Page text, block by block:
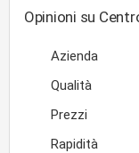
Opinioni su
Azienda
Qualità
Prezzi
Rapidità